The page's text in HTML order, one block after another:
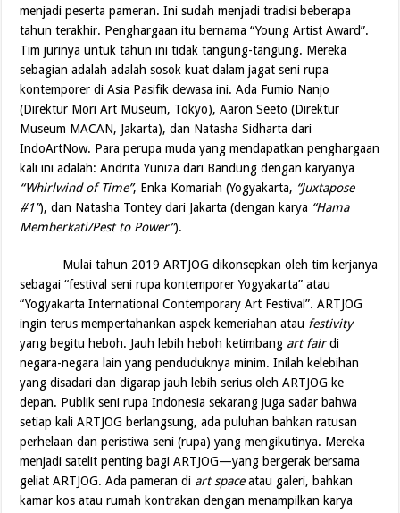
menjadi peserta pameran. Ini sudah menjadi tradisi beberapa
tahun terakhir. Penghargaan itu bernama “Young Artist Award”.
Tim jurinya untuk tahun ini tidak tangung-tangung. Mereka
sebagian adalah adalah sosok kuat dalam jagat seni rupa
kontemporer di Asia Pasifik dewasa ini. Ada Fumio Nanjo
(Direktur Mori Art Museum, Tokyo), Aaron Seeto (Direktur
Museum MACAN, Jakarta), dan Natasha Sidharta dari
IndoArtNow. Para perupa muda yang mendapatkan penghargaan
kali ini adalah: Andrita Yuniza dari Bandung dengan karyanya
“Whirlwind of Time”, Enka Komariah (Yogyakarta, “Juxtapose
#1”), dan Natasha Tontey dari Jakarta (dengan karya “Hama
Memberkati/Pest to Power”).
Mulai tahun 2019 ARTJOG dikonsepkan oleh tim kerjanya
sebagai “festival seni rupa kontemporer Yogyakarta” atau
“Yogyakarta International Contemporary Art Festival”. ARTJOG
ingin terus mempertahankan aspek kemeriahan atau festivity
yang begitu heboh. Jauh lebih heboh ketimbang art fairdi
negara-negara lain yang penduduknya minim. Inilah kelebihan
yang disadari dan digarap jauh lebih serius oleh ARTJOG ke
depan. Publik seni rupa Indonesia sekarang juga sadar bahwa
setiap kali ARTJOG berlangsung, ada puluhan bahkan ratusan
perhelaan dan peristiwa seni (rupa) yang mengikutinya. Mereka
menjadi satelit penting bagi ARTJOG—yang bergerak bersama
geliat ARTJOG. Ada pameran di art spaceatau galeri, bahkan
kamar kos atau rumah kontrakan dengan menampilkan karya